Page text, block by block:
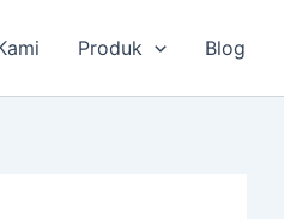
Produk Blog